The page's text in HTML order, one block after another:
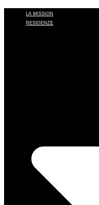
LA MISSION
RESIDENZE